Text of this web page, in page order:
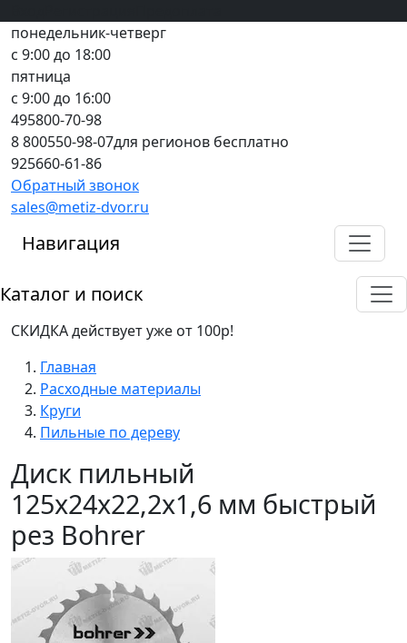
понедельник-четверг
с 9:00 до 18:00
пятница
с 9:00 до 16:00
495800-70-98
8 800550-98-07для регионов бесплатно
925660-61-86
Обратный звонок
sales@metiz-dvor.ru
Навигация
Каталог и поиск
СКИДКА действует уже от 100р!
Главная
Расходные материалы
Круги
Пильные по дереву
Диск пильный
125х24х22,2х1,6 мм быстрый
рез Bohrer